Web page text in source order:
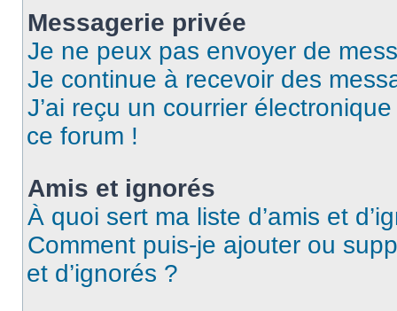
Messagerie privée
Je ne peux pas envoyer de
Je continue à recevoir des
J’ai reçu un courrier
ce forum !
Amis et ignorés
À quoi sert ma liste d’amis et
Comment puis-je ajouter ou
et d’ignorés ?